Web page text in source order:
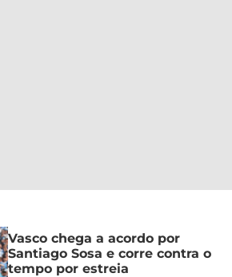
Vasco chega a acordo por
Santiago Sosa e corre contra o
tempo por estreia